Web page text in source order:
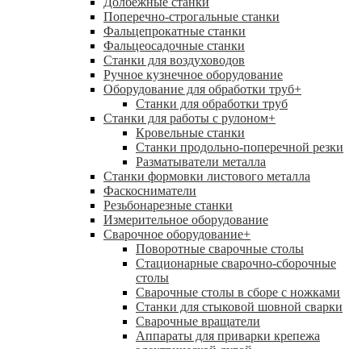
Поперечно-строгальные станки
Фальцепрокатные станки
Фальцеосадочные станки
Станки для воздуховодов
Ручное кузнечное оборудование
Оборудование для обработки труб+
Станки для обработки труб
Станки для работы с рулоном+
Кровельные станки
Станки продольно-поперечной резки
Разматыватели металла
Станки формовки листового металла
Фаскосниматели
Резьбонарезные станки
Измерительное оборудование
Сварочное оборудование+
Поворотные сварочные столы
Стационарные сварочно-сборочные
столы
Сварочные столы в сборе с ножками
Станки для стыковой шовной сварки
Сварочные вращатели
Аппараты для приварки крепежа